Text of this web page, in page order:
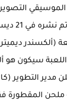
(ألكسندر
سيكون هو
مدير التطوير
المقطورة